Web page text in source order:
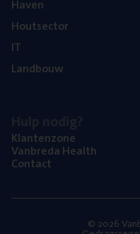
Haven
Hout­sec­tor
IT
Land­bouw
Klan­ten­zo­ne
Van­b­re­da Health
Con­tact
© 2026